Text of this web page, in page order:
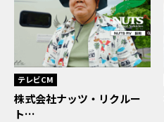
テレビCM
株式会社ナッツ・リクルー
ト…